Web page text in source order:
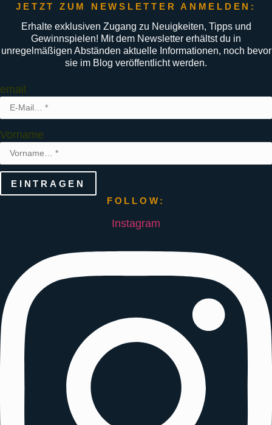
JETZT ZUM NEWSLETTER ANMELDEN:
Erhalte exklusiven Zugang zu Neuigkeiten, Tipps und
Gewinnspielen! Mit dem Newsletter erhältst du in
unregelmäßigen Abständen aktuelle Informationen, noch bevor
sie im Blog veröffentlicht werden.
email
Vorname
EINTRAGEN
FOLLOW:
Instagram